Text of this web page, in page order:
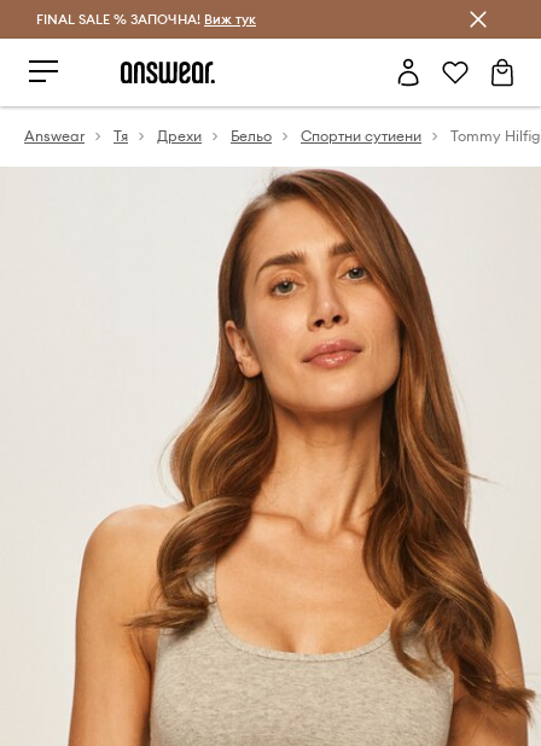
Спестявай с Answear Club
FINAL SALE % ЗАПОЧНА! Виж тук
Answear Тя Дрехи Бельо Спортни сутиени Tommy